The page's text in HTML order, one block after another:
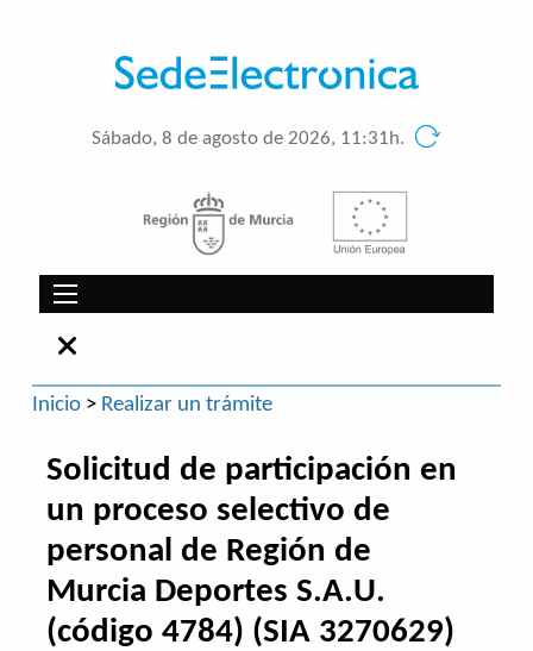
Sábado, 8 de agosto de 2026, 11:31h.
Inicio> Realizar un trámite
Solicitud de participación en
un proceso selectivo de
personal de Región de
Murcia Deportes S.A.U.
(código 4784) (SIA 3270629)